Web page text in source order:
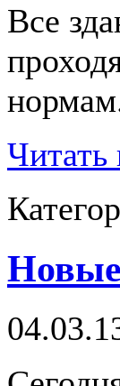
Все
Читать